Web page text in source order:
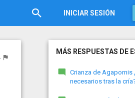
INICIAR SESIÓN
MÁS RESPUESTAS DE
Crianza de Agapornis
necesarios tras la